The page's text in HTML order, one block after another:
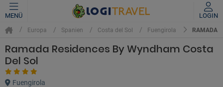
MENÜ LOGIN
Europa Spanien Costa del Sol Fuengirola RAMADA
Ramada Residences By Wyndham Costa
Del Sol
Fuengirola